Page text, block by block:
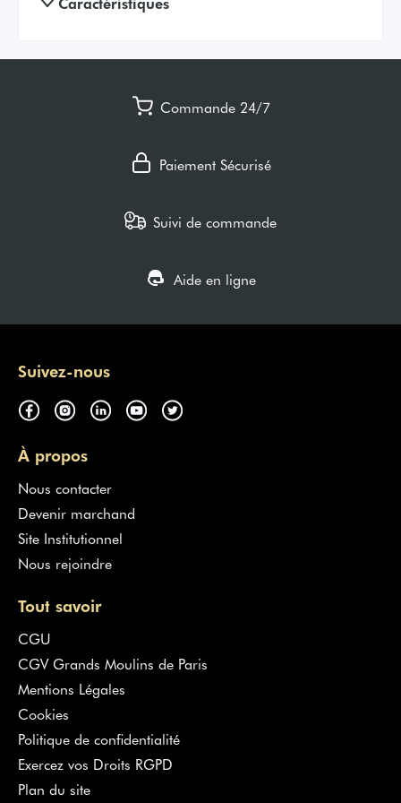
Commande 24/7
Paiement Sécurisé
Suivi de commande
Aide en ligne
Suivez-nous
À propos
Nous contacter
Devenir marchand
Site Institutionnel
Nous rejoindre
Tout savoir
CGU
CGV Grands Moulins de Paris
Mentions Légales
Cookies
Politique de confidentialité
Exercez vos Droits RGPD
Plan du site